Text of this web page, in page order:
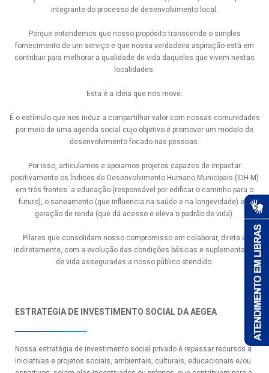
integrante do processo de desenvolvimento local.
Porque entendemos que nosso propósito transcende o simples
fornecimento de um serviço e que nossa verdadeira aspiração está em
contribuir para melhorar a qualidade de vida daqueles que vivem nestas
localidades.
Esta é a ideia que nos move.
É o estímulo que nos induz a compartilhar valor com nossas comunidades
por meio de uma agenda social cujo objetivo é promover um modelo de
desenvolvimento focado nas pessoas.
Por isso, articulamos e apoiamos projetos capazes de impactar
positivamente os Índices de Desenvolvimento Humano Municipais (IDH-M)
em três frentes: a educação (responsável por edificar o caminho para o
futuro), o saneamento (que influencia na saúde e na longevidade) e a
geração de renda (que dá acesso e eleva o padrão de vida).
Pilares que consolidam nosso compromisso em colaborar, direta e
indiretamente, com a evolução das condições básicas e suplementares
de vida asseguradas a nosso público atendido.
ESTRATÉGIA DE INVESTIMENTO SOCIAL DA AEGEA
Nossa estratégia de investimento social privado é repassar recursos a
iniciativas e projetos sociais, ambientais, culturais, educacionais e/ou